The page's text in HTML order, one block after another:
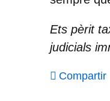
Ets pèrit
judicials
Compartir